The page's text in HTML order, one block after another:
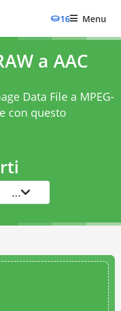
16 Menu
a AAC
Data File a MPEG-
con questo
...